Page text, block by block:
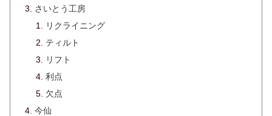
さいとう工房
リクライニング
ティルト
リフト
利点
欠点
今仙